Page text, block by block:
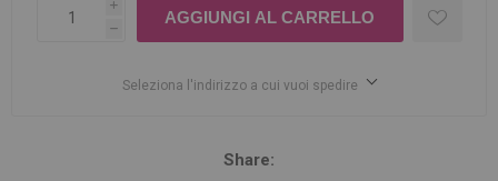
i
h
Seleziona l'indirizzo a cui vuoi spedire
Share: